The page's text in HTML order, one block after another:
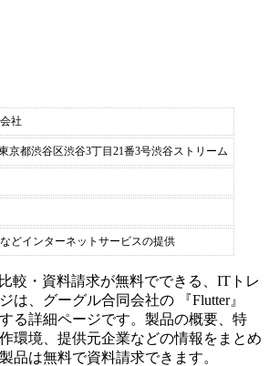
社
京都渋谷区渋谷3丁目21番3号渋谷ストリーム
どインターネットサービスの提供
較・資料請求が無料でできる、ITトレ
は、 グーグル合同会社の 『Flutter』
る詳細ページです。製品の概要、特
環境、提供元企業などの情報をまとめ
品は無料で資料請求できます。